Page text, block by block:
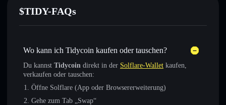
$TIDY-FAQs
Wo kann ich Tidycoin kaufen oder tauschen?
Du kannst Tidycoin direkt in der Solflare-Wallet kaufen,
verkaufen oder tauschen:
Öffne Solflare (App oder Browsererweiterung)
Gehe zum Tab „Swap“